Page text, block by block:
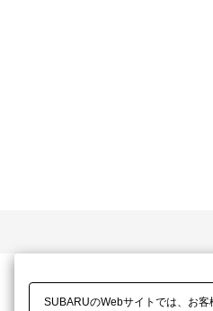
SUBARUのWebサイトでは、お